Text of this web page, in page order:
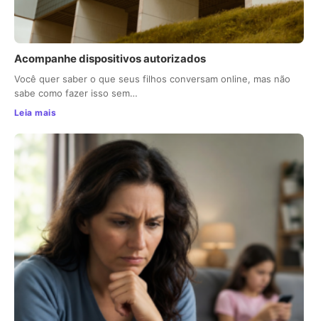
Acompanhe dispositivos autorizados
Você quer saber o que seus filhos conversam online, mas não
sabe como fazer isso sem…
Leia mais